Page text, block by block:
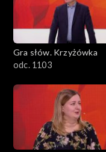
Gra słów. Krzyżówka
odc. 1103